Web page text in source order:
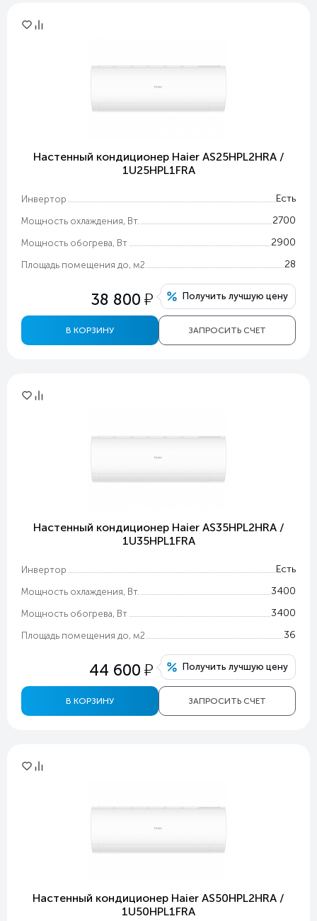
Настенный кондиционер Haier AS25HPL2HRA /
1U25HPL1FRA
Инвертор Есть
Мощность охлаждения, Вт. 2700
Мощность обогрева, Вт 2900
Площадь помещения до, м2 28
38 800 у Получить лучшую цену
ЗАПРОСИТЬ СЧЕТ
В КОРЗИНУ
Настенный кондиционер Haier AS35HPL2HRA /
1U35HPL1FRA
Инвертор Есть
Мощность охлаждения, Вт. 3400
Мощность обогрева, Вт 3400
Площадь помещения до, м2 36
44 600 у Получить лучшую цену
ЗАПРОСИТЬ СЧЕТ
В КОРЗИНУ
Настенный кондиционер Haier AS50HPL2HRA /
1U50HPL1FRA